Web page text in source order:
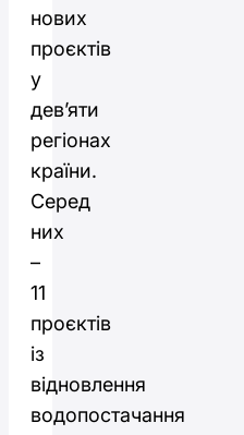
нових
проєктів
у
дев’яти
регіонах
країни.
Серед
них
–
11
проєктів
із
відновлення
водопостачання